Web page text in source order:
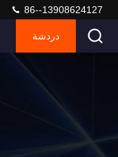
86--13908624127
دردشة